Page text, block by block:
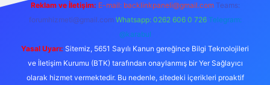
Reklam ve İletişim: E-mail: backlinkpaneli@gmail.com Teams:
forumhizmeti@gmail.com Whatsapp: 0262 606 0 726 Telegram:
@karabul
Yasal Uyarı: Sitemiz, 5651 Sayılı Kanun gereğince Bilgi Teknolojileri
ve İletişim Kurumu (BTK) tarafından onaylanmış bir Yer Sağlayıcı
olarak hizmet vermektedir. Bu nedenle, sitedeki içerikleri proaktif